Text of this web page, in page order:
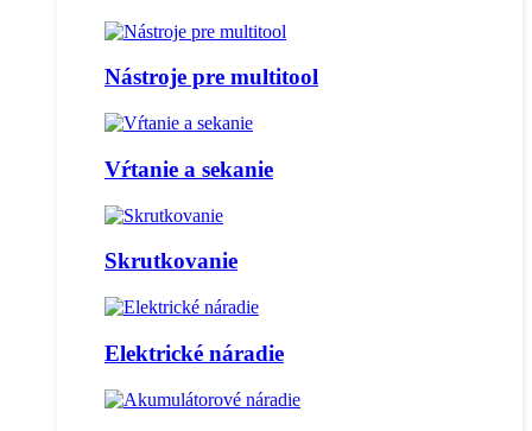
Nástroje pre multitool
Vŕtanie a sekanie
Skrutkovanie
Elektrické náradie